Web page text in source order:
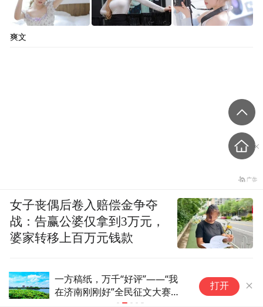
多元评价识良医，济南用“新方
子”治了“老难题”
安诺其：选
打开
爽文
女子丧偶后卷入赔偿金争夺
战：告赢公婆仅拿到3万元，
婆家转移上百万元钱款